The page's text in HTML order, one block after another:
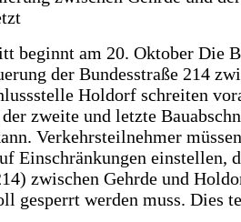
beginnt am 20. Oktober Die
der Bundesstraße 214
Holdorf schreiten
zweite und letzte
Verkehrsteilnehmer
Einschränkungen einstellen,
zwischen Gehrde und
gesperrt werden muss. Dies